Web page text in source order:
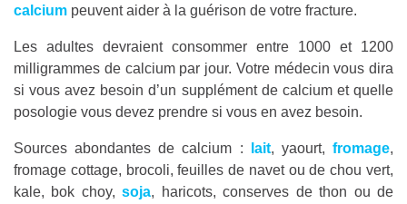
calcium peuvent aider à la guérison de votre fracture.
Les adultes devraient consommer entre 1000 et 1200
milligrammes de calcium par jour. Votre médecin vous dira
si vous avez besoin d’un supplément de calcium et quelle
posologie vous devez prendre si vous en avez besoin.
Sources abondantes de calcium : lait, yaourt,fromage,
fromage cottage, brocoli, feuilles de navet ou de chou vert,
kale, bok choy,soja, haricots, conserves de thon ou de